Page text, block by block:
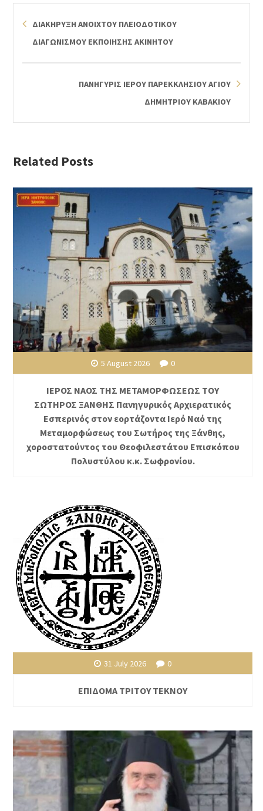
ΔΙΑΚΗΡΥΞΗ ΑΝΟΙΧΤΟΥ ΠΛΕΙΟΔΟΤΙΚΟΥ
ΔΙΑΓΩΝΙΣΜΟΥ ΕΚΠΟΙΗΣΗΣ ΑΚΙΝΗΤΟΥ
ΠΑΝΗΓΥΡΙΣ ΙΕΡΟΥ ΠΑΡΕΚΚΛΗΣΙΟΥ ΑΓΙΟΥ
ΔΗΜΗΤΡΙΟΥ ΚΑΒΑΚΙΟΥ
Related Posts
5 August 2026 0
ΙΕΡΟΣ ΝΑΟΣ ΤΗΣ ΜΕΤΑΜΟΡΦΩΣΕΩΣ ΤΟΥ
ΣΩΤΗΡΟΣ ΞΑΝΘΗΣ Πανηγυρικός Αρχιερατικός
Εσπερινός στον εορτάζοντα Ιερό Ναό της
Μεταμορφώσεως του Σωτήρος της Ξάνθης,
χοροστατούντος του Θεοφιλεστάτου Επισκόπου
Πολυστύλου κ.κ. Σωφρονίου.
31 July 2026 0
ΕΠΙΔΟΜΑ ΤΡΙΤΟΥ ΤΕΚΝΟΥ